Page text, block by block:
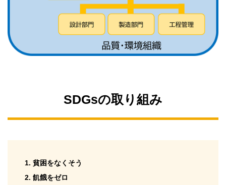
SDGsの取り組み
貧困をなくそう
飢餓をゼロ